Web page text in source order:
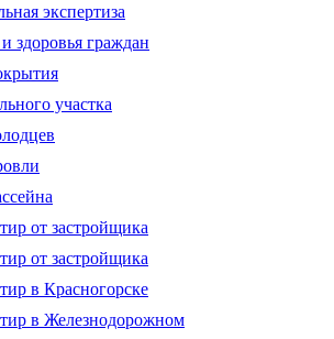
экспертиза
здоровья граждан
участка
от застройщика
от застройщика
в Красногорске
в Железнодорожном